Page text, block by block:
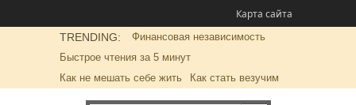
Карта сайта
TRENDING:
Финансовая независимость
Быстрое чтения за 5 минут
Как не мешать себе жить
Как стать везучим